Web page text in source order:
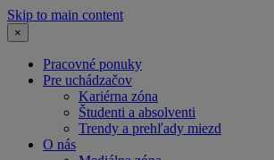
Skip to main content
×
Pracovné ponuky
Pre uchádzačov
Kariérna zóna
Študenti a absolventi
Trendy a prehľady miezd
O nás